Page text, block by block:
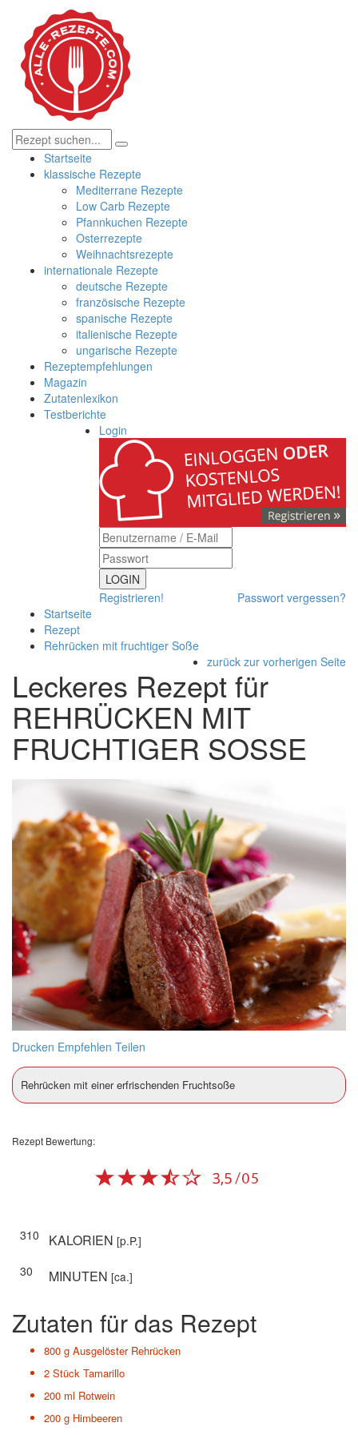
Startseite
klassische Rezepte
Mediterrane Rezepte
Low Carb Rezepte
Pfannkuchen Rezepte
Osterrezepte
Weihnachtsrezepte
internationale Rezepte
deutsche Rezepte
französische Rezepte
spanische Rezepte
italienische Rezepte
ungarische Rezepte
Rezeptempfehlungen
Magazin
Zutatenlexikon
Testberichte
Login
LOGIN
Registrieren!
Passwort vergessen?
Startseite
Rezept
Rehrücken mit fruchtiger Soße
zurück zur vorherigen Seite
Leckeres Rezept für
REHRÜCKEN MIT
FRUCHTIGER SOSSE
Drucken Empfehlen Teilen
Rehrücken mit einer erfrischenden Fruchtsoße
Rezept Bewertung:
310 KALORIEN [p.P.]
30
MINUTEN [ca.]
Zutaten für das Rezept
800 g Ausgelöster Rehrücken
2 Stück Tamarillo
200 ml Rotwein
200 g Himbeeren